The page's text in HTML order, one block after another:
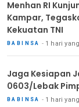
Menhan RI
Kampar,
Kekuatan TNI
BABINSA 1 hari
Jaga Kesiapan
0603/Lebak
BABINSA 1 hari